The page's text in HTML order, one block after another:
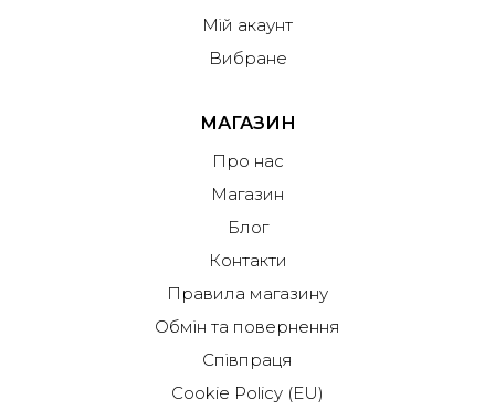
Мій акаунт
Вибране
МАГАЗИН
Про нас
Магазин
Блог
Контакти
Правила магазину
Обмін та повернення
Співпраця
Cookie Policy (EU)